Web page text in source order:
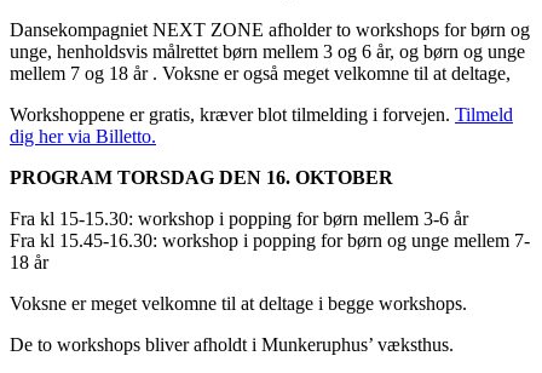
Dansekompagniet NEXT ZONE afholder to workshops for børn og
unge, henholdsvis målrettet børn mellem 3 og 6 år, og børn og unge
mellem 7 og 18 år . Voksne er også meget velkomne til at deltage,
Workshoppene er gratis, kræver blot tilmelding i forvejen. Tilmeld
dig her via Billetto.
PROGRAM TORSDAG DEN 16. OKTOBER
Fra kl 15-15.30: workshop i popping for børn mellem 3-6 år
Fra kl 15.45-16.30: workshop i popping for børn og unge mellem 7-
18 år
Voksne er meget velkomne til at deltage i begge workshops.
De to workshops bliver afholdt i Munkeruphus’ væksthus.